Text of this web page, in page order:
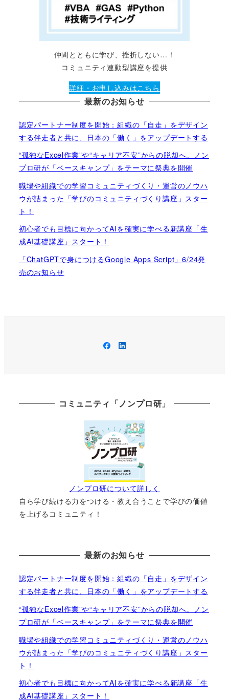
仲間とともに学び、挫折しない…！
コミュニティ連動型講座を提供
詳細・お申し込みはこちら
最新のお知らせ
認定パートナー制度を開始：組織の「自走」をデザイン
する伴走者と共に、日本の「働く」をアップデートする
“孤独なExcel作業”や“キャリア不安”からの脱却へ。ノン
プロ研が「ベースキャンプ」をテーマに祭典を開催
職場や組織での学習コミュニティづくり・運営のノウハ
ウが詰まった「学びのコミュニティづくり講座」スター
ト！
初心者でも目標に向かってAIを確実に学べる新講座「生
成AI基礎講座」スタート！
「ChatGPTで身につけるGoogle Apps Script」6/24発
売のお知らせ
Facebook
LinkedIn
コミュニティ「ノンプロ研」
ノンプロ研について詳しく
自ら学び続ける力をつける・教え合うことで学びの価値
を上げるコミュニティ！
最新のお知らせ
認定パートナー制度を開始：組織の「自走」をデザイン
する伴走者と共に、日本の「働く」をアップデートする
“孤独なExcel作業”や“キャリア不安”からの脱却へ。ノン
プロ研が「ベースキャンプ」をテーマに祭典を開催
職場や組織での学習コミュニティづくり・運営のノウハ
ウが詰まった「学びのコミュニティづくり講座」スター
ト！
初心者でも目標に向かってAIを確実に学べる新講座「生
成AI基礎講座」スタート！